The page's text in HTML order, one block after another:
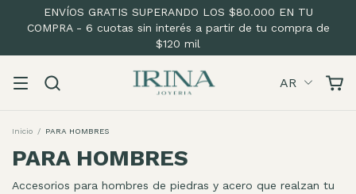
ENVÍOS GRATIS SUPERANDO LOS $80.000 EN TU
COMPRA - 6 cuotas sin interés a partir de tu compra de
$120 mil
AR
Inicio / PARA HOMBRES
PARA HOMBRES
Accesorios para hombres de piedras y acero que realzan tu